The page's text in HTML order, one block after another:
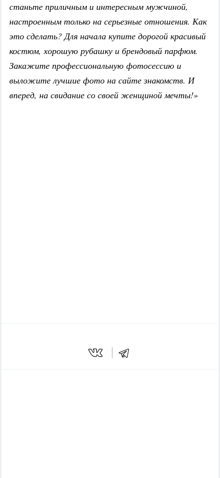
станьте приличным и интересным мужчиной,
настроенным только на серьезные отношения. Как
это сделать? Для начала купите дорогой красивый
костюм, хорошую рубашку и брендовый парфюм.
Закажите профессиональную фотосессию и
выложите лучшие фото на сайте знакомств. И
вперед, на свидание со своей женщиной мечты!»